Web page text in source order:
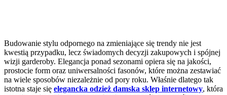
Budowanie stylu odpornego na zmieniające się trendy nie jest
kwestią przypadku, lecz świadomych decyzji zakupowych i spójnej
wizji garderoby. Elegancja ponad sezonami opiera się na jakości,
prostocie form oraz uniwersalności fasonów, które można zestawiać
na wiele sposobów niezależnie od pory roku. Właśnie dlatego tak
istotna staje się elegancka odzież damska sklep internetowy, która